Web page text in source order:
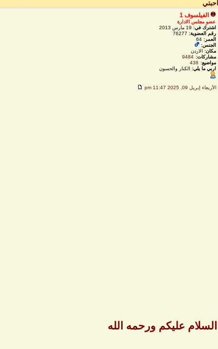
الفيلسوف 1
عضو مجلس الادارة
اشترك في:19 مارس 2013
رقم العضوية:76277
العمر: 64
الجنس:
مكان:الاردن
مشاركات:
9484
مواضيع:
438
اربي ما يلي:الكنار والحسون
الأربعاء إبريل 09, 2025 11:47 pm
عليكم ورحمه الله